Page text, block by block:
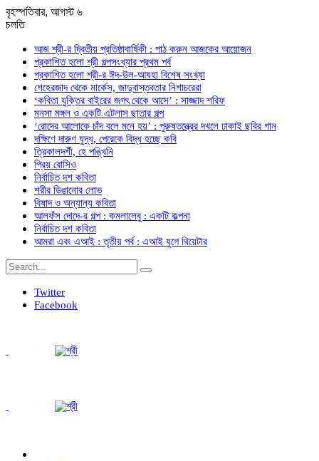
বৃহস্পতিবার, আগস্ট ৬
চলতি
আজ শ্রী-র দ্বিতীয় প্রতিষ্ঠাবার্ষিকী : পাঠ করুন আজকের আয়োজন
প্রকাশিত হলো শ্রী গল্পসংখ্যার প্রথম পর্ব
প্রকাশিত হলো শ্রী-র ঈদ-উল-আযহা বিশেষ সংখ্যা
শেহেরজাদ থেকে মার্কেস, জাদুবাস্তবতার নিশাচরেরা
‘কবিতা যুক্তির বাইরের জগৎ থেকে আসে’ : সাজ্জাদ শরিফ
মনসা মঙ্গল ও একটি এটলাস ছাতার গল্প
‘রোদের আলোকে চাঁদ বলে মনে হয়’ : পুরুষতন্ত্রের দখলে ঢাকাই ছবির গান
দক্ষিণে দারুণ যুদ্ধ, পেরেকে বিদ্ধ হচ্ছে কবি
ত্রিকালদর্শী, হে পঙ্খিনি
প্রিয় রোসিও
নির্বাচিত দশ কবিতা
শরীর ডিঙানোর লোভ
বিষাদ ও অন্যান্য কবিতা
আলফঁস দোদে-র গল্প : কমলালেবু : একটি কল্পনা
নির্বাচিত দশ কবিতা
আমরা এবং এআই : তৃতীয় পর্ব : এআই যুগে থিয়েটার
Twitter
Facebook